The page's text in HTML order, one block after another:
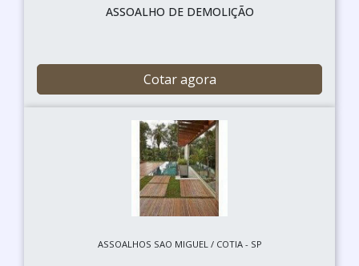
ASSOALHO DE DEMOLIÇÃO
Cotar agora
ASSOALHOS SAO MIGUEL / COTIA - SP